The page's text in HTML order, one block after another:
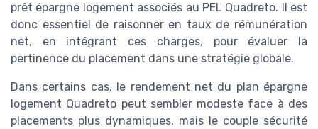
prêt épargne logement associés au PEL Quadreto. Il est
donc essentiel de raisonner en taux de rémunération
net, en intégrant ces charges, pour évaluer la
pertinence du placement dans une stratégie globale.
Dans certains cas, le rendement net du plan épargne
logement Quadreto peut sembler modeste face à des
placements plus dynamiques, mais le couple sécurité